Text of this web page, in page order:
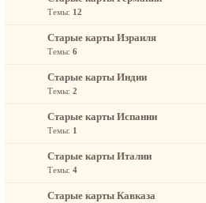
Темы: 12
Старые карты Израиля
Темы: 6
Старые карты Индии
Темы: 2
Старые карты Испании
Темы: 1
Старые карты Италии
Темы: 4
Старые карты Кавказа